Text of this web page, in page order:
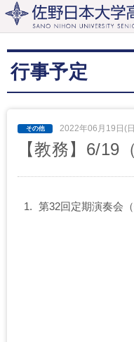
行事予定
2022年06月19日(
【教務】6/19
第32回定期演奏会